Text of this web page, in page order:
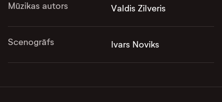
Mūzikas autors Valdis Zilveris
Scenogrāfs Ivars Noviks